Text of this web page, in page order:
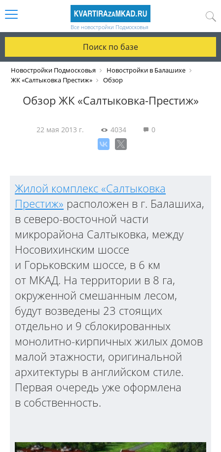
Все новостройки Подмосковья
Поиск по базе
Новостройки Подмосковья
Новостройки в Балашихе
ЖК «Салтыковка Престиж»
Обзор
Обзор ЖК «Салтыковка-Престиж»
22 мая 2013 г. 4034 0
Жилой комплекс «Салтыковка
Престиж» расположен в г. Балашиха,
в северо-восточной части
микрорайона Салтыковка, между
Носовихинским шоссе
и Горьковским шоссе, в 6 км
от МКАД. На территории в 8 га,
окруженной смешанным лесом,
будут возведены 23 стоящих
отдельно и 9 сблокированных
монолитно-кирпичных жилых домов
малой этажности, оригинальной
архитектуры в английском стиле.
Первая очередь уже оформлена
в собственность.